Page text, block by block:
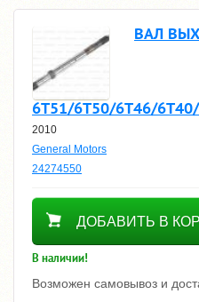
ВАЛ
6T51/6T50/6T46/
2010
General Motors
24274550
9660
ДОБАВИТЬ В
В наличии!
Возможен самовывоз и